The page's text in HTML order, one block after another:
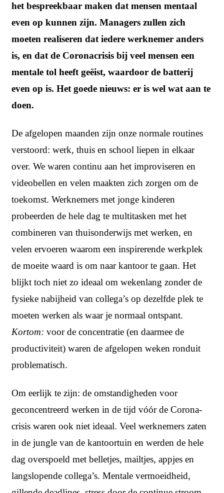
het bespreekbaar maken dat mensen mentaal
even op kunnen zijn. Managers zullen zich
moeten realiseren dat iedere werknemer anders
is, en dat de Coronacrisis bij veel mensen een
mentale tol heeft geëist, waardoor de batterij
even op is. Het goede nieuws: er is wel wat aan te
doen.
De afgelopen maanden zijn onze normale routines
verstoord: werk, thuis en school liepen in elkaar
over. We waren continu aan het improviseren en
videobellen en velen maakten zich zorgen om de
toekomst. Werknemers met jonge kinderen
probeerden de hele dag te multitasken met het
combineren van thuisonderwijs met werken, en
velen ervoeren waarom een inspirerende werkplek
de moeite waard is om naar kantoor te gaan. Het
blijkt toch niet zo ideaal om wekenlang zonder de
fysieke nabijheid van collega’s op dezelfde plek te
moeten werken als waar je normaal ontspant.
Kortom: voor de concentratie (en daarmee de
productiviteit) waren de afgelopen weken ronduit
problematisch.
Om eerlijk te zijn: de omstandigheden voor
geconcentreerd werken in de tijd vóór de Corona-
crisis waren ook niet ideaal. Veel werknemers zaten
in de jungle van de kantoortuin en werden de hele
dag overspoeld met belletjes, mailtjes, appjes en
langslopende collega’s. Mentale vermoeidheid,